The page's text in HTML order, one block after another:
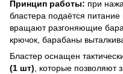
Принцип работы: при
бластера подаётся
вращают разгоняющие
крючок, барабаны
Бластер оснащен
(1 шт) , которые позволяют